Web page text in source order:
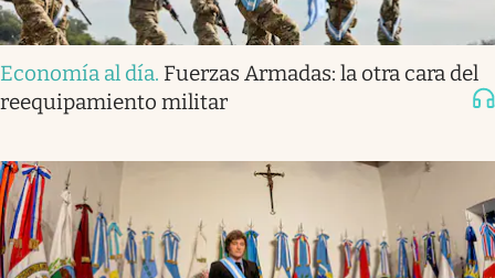
Economía al día. Fuerzas Armadas: la otra cara del
reequipamiento militar